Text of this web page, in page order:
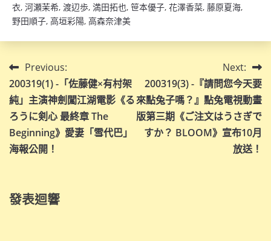
衣, 河瀬茉希, 渡辺歩, 満田拓也, 笹本優子, 花澤香菜, 藤原夏海,
野田順子, 高垣彩陽, 高森奈津美
文
章
導
覽
Previous:
200319(1) -「佐藤健×有村架
純」主演神劍闖江湖電影《る
ろうに剣心 最終章 The
Beginning》愛妻「雪代巴」
海報公開！
Next:
200319(3) -『請問您今天要
來點兔子嗎？』點兔電視動畫
版第三期《ご注文はうさぎで
すか？ BLOOM》宣布10月
放送！
發表迴響